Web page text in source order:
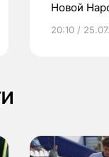
Новой
20:10 /